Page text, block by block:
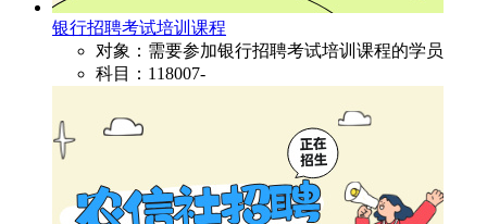
银行招聘考试培训课程
对象：需要参加银行招聘考试培训课程的学员
科目：118007-